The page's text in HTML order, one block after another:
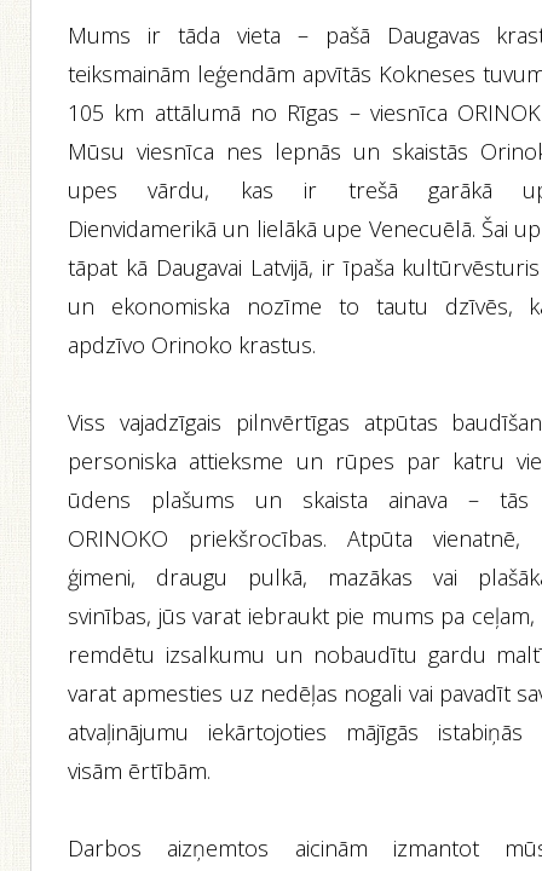
Mums ir tāda vieta – pašā Daugavas
teiksmainām leģendām apvītās Kokneses
105 km attālumā no Rīgas – viesnīca
Mūsu viesnīca nes lepnās un skaistās
upes vārdu, kas ir trešā garākā
Dienvidamerikā un lielākā upe Venecuēlā. Šai
tāpat kā Daugavai Latvijā, ir īpaša
un ekonomiska nozīme to tautu dzīvēs,
apdzīvo Orinoko krastus.
Viss vajadzīgais pilnvērtīgas atpūtas
personiska attieksme un rūpes par katru
ūdens plašums un skaista ainava –
ORINOKO priekšrocības. Atpūta vienatnē,
ģimeni, draugu pulkā, mazākas vai
svinības, jūs varat iebraukt pie mums pa ceļam,
remdētu izsalkumu un nobaudītu gardu
varat apmesties uz nedēļas nogali vai pavadīt
atvaļinājumu iekārtojoties mājīgās istabiņās
visām ērtībām.
Darbos aizņemtos aicinām izmantot